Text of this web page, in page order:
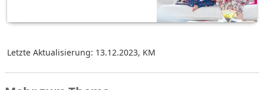
Letzte Aktualisierung: 13.12.2023, KM